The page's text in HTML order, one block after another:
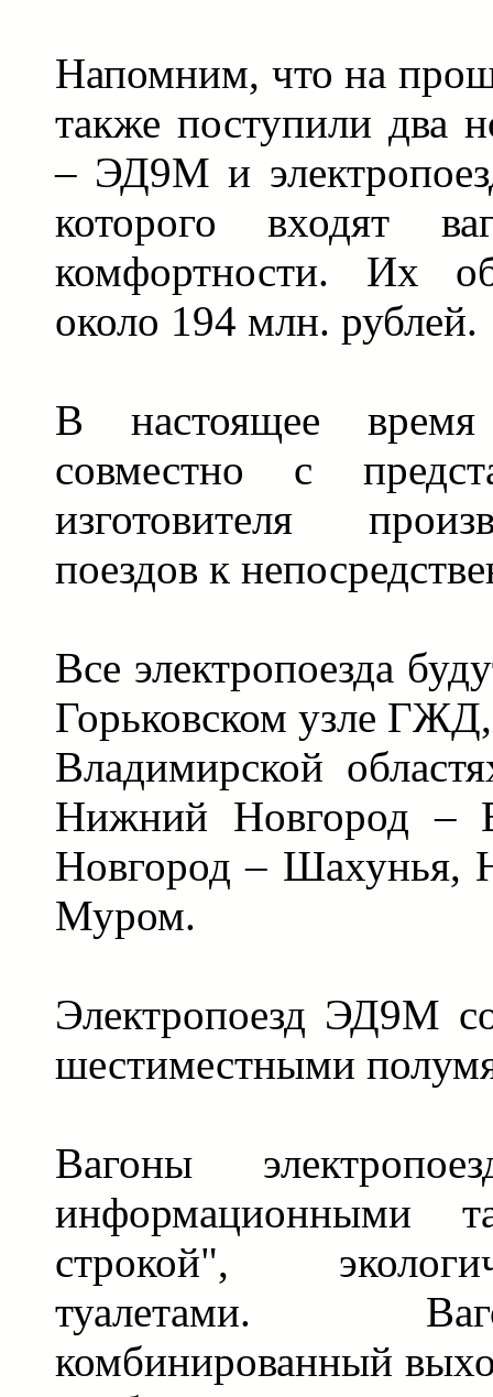
Напомним, что на
также поступили два
– ЭД9М и
которого входят
комфортности. Их
около 194 млн. рублей.
В настоящее
совместно с
изготовителя
поездов к
Все электропоезда
Горьковском узле
Владимирской
Нижний Новгород –
Новгород – Шахунья,
Муром.
Электропоезд ЭД9М
шестиместными
Вагоны
информационными
строкой",
туалетами.
комбинированный